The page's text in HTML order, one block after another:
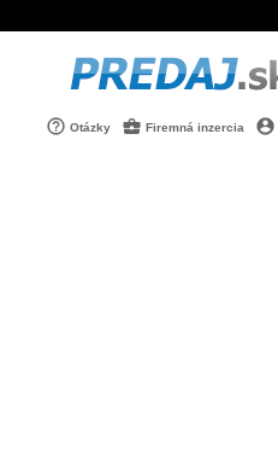
Otázky Firemná inzercia